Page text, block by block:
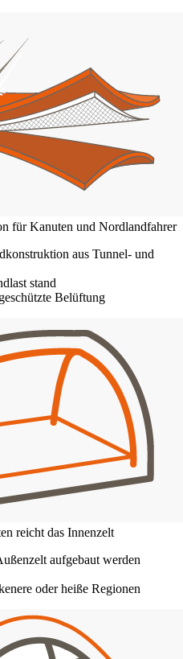
für Kanuten und Nordlandfahrer
aus Tunnel- und
stand
Belüftung
reicht das Innenzelt
aufgebaut werden
oder heiße Regionen